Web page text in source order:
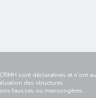
sont déclaratives et n’ont
des structures.
fausses ou mensongères.